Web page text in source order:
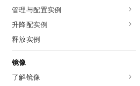
管理与配置实例
升降配实例
释放实例
镜像
了解镜像